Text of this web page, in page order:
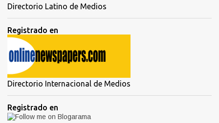
Directorio Latino de Medios
Registrado en
Directorio Internacional de Medios
Registrado en